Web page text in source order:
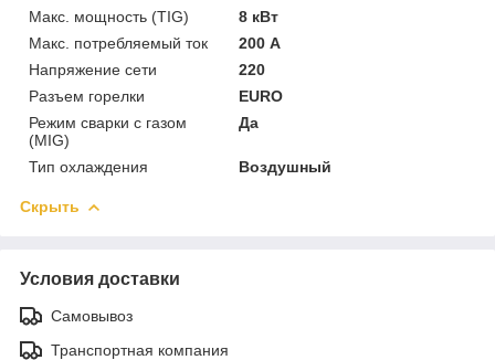
Макс. мощность (TIG)
8 кВт
Макс. потребляемый ток
200 А
Напряжение сети
220
Разъем горелки
EURO
Режим сварки с газом
(MIG)
Да
Тип охлаждения Воздушный
Скрыть
Условия доставки
Самовывоз
Транспортная компания